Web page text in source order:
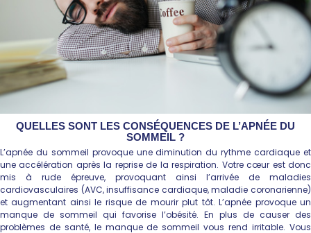
QUELLES SONT LES CONSÉQUENCES DE L’APNÉE DU
SOMMEIL ?
L’apnée du sommeil provoque une diminution du rythme cardiaque et
une accélération après la reprise de la respiration. Votre cœur est donc
mis à rude épreuve, provoquant ainsi l’arrivée de maladies
cardiovasculaires (AVC, insuffisance cardiaque, maladie coronarienne)
et augmentant ainsi le risque de mourir plut tôt. L’apnée provoque un
manque de sommeil qui favorise l’obésité. En plus de causer des
problèmes de santé, le manque de sommeil vous rend irritable. Vous